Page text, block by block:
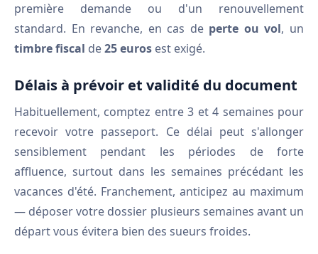
première demande ou d'un renouvellement
standard. En revanche, en cas de perte ou vol, un
timbre fiscal de25 euros est exigé.
Délais à prévoir et validité du document
Habituellement, comptez entre 3 et 4 semaines pour
recevoir votre passeport. Ce délai peut s'allonger
sensiblement pendant les périodes de forte
affluence, surtout dans les semaines précédant les
vacances d'été. Franchement, anticipez au maximum
— déposer votre dossier plusieurs semaines avant un
départ vous évitera bien des sueurs froides.